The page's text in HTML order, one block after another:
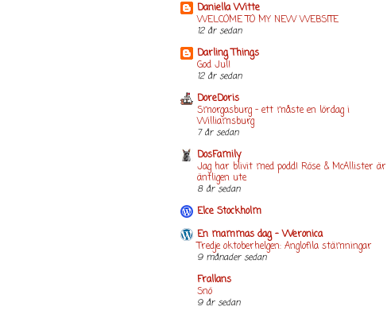
Daniella Witte
WELCOME TO MY NEW WEBSITE
12 år sedan
Darling Things
God Jul!
12 år sedan
DoreDoris
Smorgasburg - ett måste en lördag i
Williamsburg
7 år sedan
DosFamily
Jag har blivit med podd! Röse & McAllister är
äntligen ute
8 år sedan
Elce Stockholm
En mammas dag - Weronica
Tredje oktoberhelgen: Anglofila stämningar
9 månader sedan
Frallans
Snö
9 år sedan